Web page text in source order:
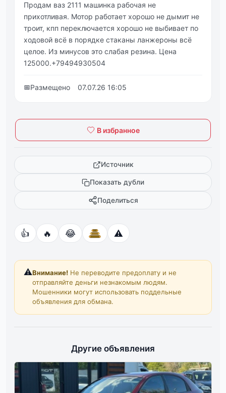
Продам ваз 2111 машинка рабочая не
прихотливая. Мотор работает хорошо не дымит не
троит, кпп переключается хорошо не выбивает по
ходовой всё в порядке стаканы ланжероны всё
целое. Из минусов это слабая резина. Цена
125000.+79494930504
📅Размещено 07.07.26 16:05
В избранное
Источник
Показать дубли
Поделиться
👍 🔥 😂 ⚠️
⚠️Внимание! Не переводите предоплату и не
отправляйте деньги незнакомым людям.
Мошенники могут использовать поддельные
объявления для обмана.
Другие объявления